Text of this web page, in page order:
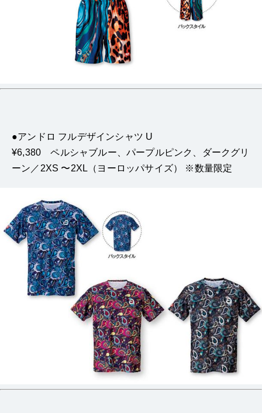
●アンドロ フルデザインシャツ U
¥6,380 ペルシャブルー、パープルピンク、ダークグリ
ーン／2XS 〜2XL（ヨーロッパサイズ） ※数量限定